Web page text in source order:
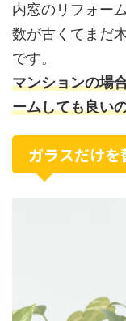
内窓のリフォー
数が古くてまだ
です。
マンションの場
ームしても良い
ガラスだけを